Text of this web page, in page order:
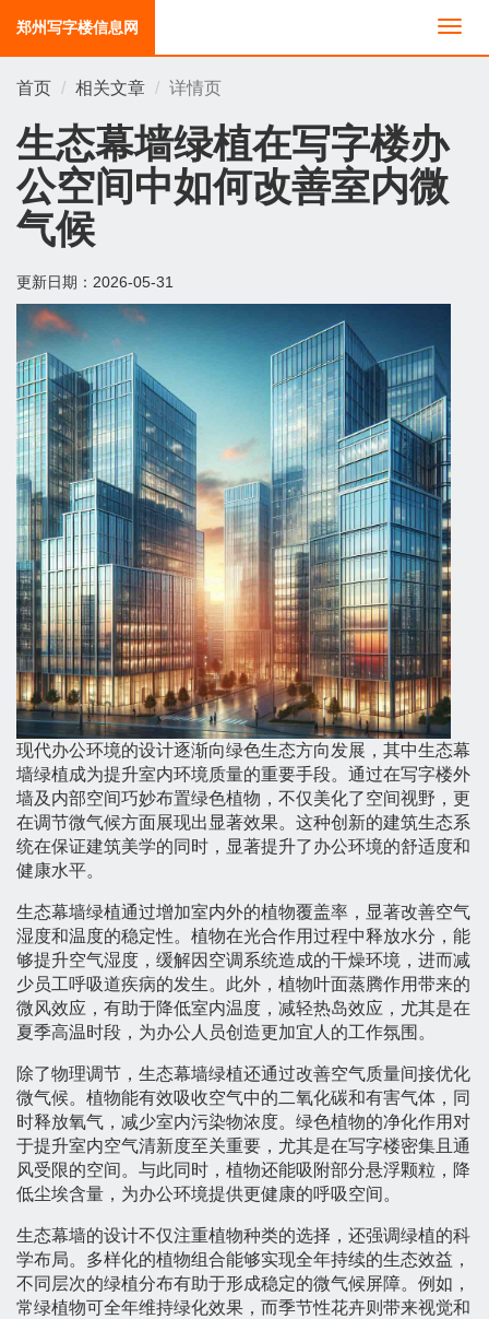
切
换
郑州写字楼信息网
首页 相关文章 详情页
生态幕墙绿植在写字楼办
公空间中如何改善室内微
气候
更新日期： 2026-05-31
现代办公环境的设计逐渐向绿色生态方向发展，其中生态幕
墙绿植成为提升室内环境质量的重要手段。通过在写字楼外
墙及内部空间巧妙布置绿色植物，不仅美化了空间视野，更
在调节微气候方面展现出显著效果。这种创新的建筑生态系
统在保证建筑美学的同时，显著提升了办公环境的舒适度和
健康水平。
生态幕墙绿植通过增加室内外的植物覆盖率，显著改善空气
湿度和温度的稳定性。植物在光合作用过程中释放水分，能
够提升空气湿度，缓解因空调系统造成的干燥环境，进而减
少员工呼吸道疾病的发生。此外，植物叶面蒸腾作用带来的
微风效应，有助于降低室内温度，减轻热岛效应，尤其是在
夏季高温时段，为办公人员创造更加宜人的工作氛围。
除了物理调节，生态幕墙绿植还通过改善空气质量间接优化
微气候。植物能有效吸收空气中的二氧化碳和有害气体，同
时释放氧气，减少室内污染物浓度。绿色植物的净化作用对
于提升室内空气清新度至关重要，尤其是在写字楼密集且通
风受限的空间。与此同时，植物还能吸附部分悬浮颗粒，降
低尘埃含量，为办公环境提供更健康的呼吸空间。
生态幕墙的设计不仅注重植物种类的选择，还强调绿植的科
学布局。多样化的植物组合能够实现全年持续的生态效益，
不同层次的绿植分布有助于形成稳定的微气候屏障。例如，
常绿植物可全年维持绿化效果，而季节性花卉则带来视觉和